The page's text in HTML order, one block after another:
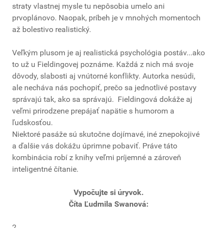
straty vlastnej mysle tu nepôsobia umelo ani
prvoplánovo. Naopak, príbeh je v mnohých momentoch
až bolestivo realistický.
Veľkým plusom je aj realistická psychológia postáv...ako
to už u Fieldingovej poznáme. Každá z nich má svoje
dôvody, slabosti aj vnútorné konflikty. Autorka nesúdi,
ale necháva nás pochopiť, prečo sa jednotlivé postavy
správajú tak, ako sa správajú. Fieldingová dokáže aj
veľmi prirodzene prepájať napätie s humorom a
ľudskosťou.
Niektoré pasáže sú skutočne dojímavé, iné znepokojivé
a ďalšie vás dokážu úprimne pobaviť. Práve táto
kombinácia robí z knihy veľmi príjemné a zároveň
inteligentné čítanie.
Vypočujte si úryvok.
Číta Ľudmila Swanová: